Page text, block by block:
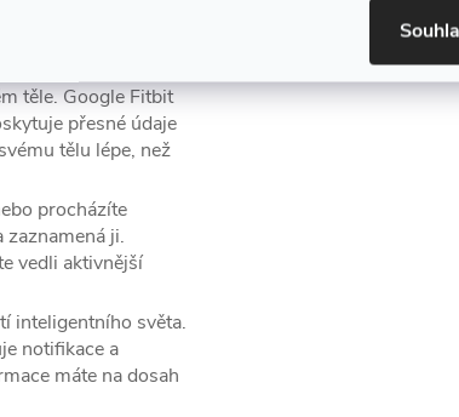
těle. Google Fitbit
přesné údaje
tělu lépe, než
procházíte
ji.
vedli aktivnější
inteligentního světa.
notifikace a
máte na dosah